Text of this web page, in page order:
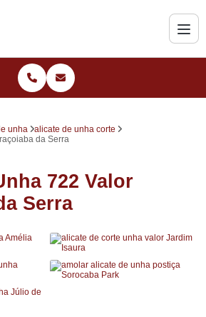
unha
alicate de unha corte
da Serra
722 Valor
Serra